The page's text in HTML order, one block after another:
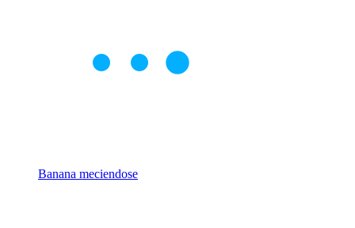
Banana meciendose